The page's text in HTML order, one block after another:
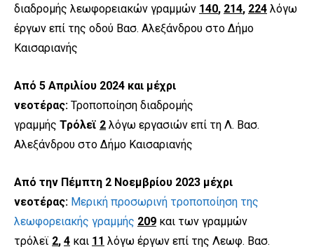
διαδρομής λεωφορειακών γραμμών 140, 214, 224 λόγω
έργων επί της οδού Βασ. Αλεξάνδρου στο Δήμο
Καισαριανής
Από 5 Απριλίου 2024 και μέχρι
νεοτέρας: Τροποποίηση διαδρομής
γραμμής Τρόλεϊ 2 λόγω εργασιών επί τη Λ. Βασ.
Αλεξάνδρου στο Δήμο Καισαριανής
Από την Πέμπτη 2 Νοεμβρίου 2023 μέχρι
νεοτέρας: Μερική προσωρινή τροποποίηση της
λεωφορειακής γραμμής 209 και των γραμμών
τρόλεϊ 2, 4 και 11 λόγω έργων επί της Λεωφ. Βασ.